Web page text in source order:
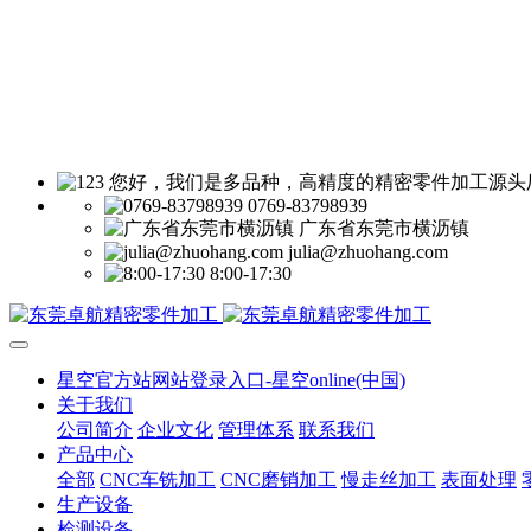
您好，我们是多品种，高精度的精密零件加工源头
0769-83798939
广东省东莞市横沥镇
julia@zhuohang.com
8:00-17:30
星空官方站网站登录入口-星空online(中国)
关于我们
公司简介 企业文化 管理体系 联系我们
产品中心
全部 CNC车铣加工 CNC磨销加工 慢走丝加工 表面处理
生产设备